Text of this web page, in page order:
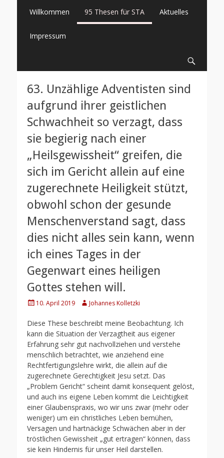
Primäres
zum
Willkommen 95 Thesen für STA Aktuelles
Impressum
63. Unzählige Adventisten sind
aufgrund ihrer geistlichen
Schwachheit so verzagt, dass
sie begierig nach einer
„Heilsgewissheit“ greifen, die
sich im Gericht allein auf eine
zugerechnete Heiligkeit stützt,
obwohl schon der gesunde
Menschenverstand sagt, dass
dies nicht alles sein kann, wenn
ich eines Tages in der
Gegenwart eines heiligen
Gottes stehen will.
Posted10. April 2019 Author
Johannes Kolletzki
Diese These beschreibt meine Beobachtung. Ich
kann die Situation der Verzagtheit aus eigener
Erfahrung sehr gut nachvollziehen und verstehe
menschlich betrachtet, wie anziehend eine
Rechtfertigungslehre wirkt, die allein auf die
zugerechnete Gerechtigkeit Jesu setzt. Das
„Problem Gericht“ scheint damit konsequent gelöst,
und auch ins eigene Leben kommt die Leichtigkeit
einer Glaubenspraxis, wo wir uns zwar (mehr oder
weniger) um ein christliches Leben bemühen,
Versagen und hartnäckige Schwächen aber in der
tröstlichen Gewissheit „gut ertragen“ können, dass
sie kein Hindernis für unser Heil darstellen.